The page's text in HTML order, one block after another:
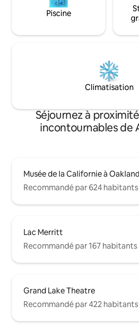
Piscine
Climatisation
Séjournez à
incontournables de
Musée de la Californie à Oakland
Recommandé par 624 habitants
Lac Merritt
Recommandé par 167 habitants
Grand Lake Theatre
Recommandé par 422 habitants